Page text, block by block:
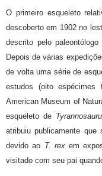
O primeiro esqueleto
descoberto em 1902 no
descrito pelo
Depois de várias
de volta uma série de
estudos (oito espécimes
American Museum of
esqueleto de
atribuiu publicamente que
devido ao T. rexem
visitado com seu pai